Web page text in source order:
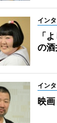
イン
「
の酒
イン
映